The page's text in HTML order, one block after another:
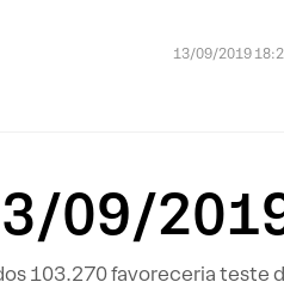
13/09/2019
09/
103.270 favoreceria teste